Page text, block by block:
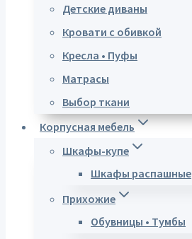
Детские диваны
Кровати с обивкой
Кресла • Пуфы
Матрасы
Выбор ткани
Корпусная мебель
Шкафы-купе
Шкафы распашные
Прихожие
Обувницы • Тумбы